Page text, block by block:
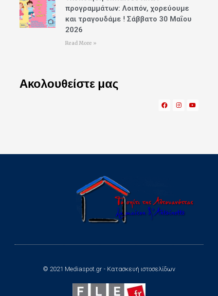
προγραμμάτων: Λοιπόν, χορεύουμε
και τραγουδάμε ! Σάββατο 30 Μαΐου
2026
Read More »
Ακολουθείστε μας
© 2021 Mediaspot.gr - Κατασκευή ιστοσελίδων